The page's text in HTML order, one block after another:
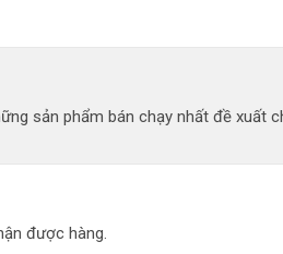
sản phẩm bán chạy nhất đề xuất
được hàng.